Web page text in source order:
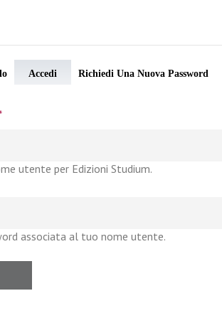
Accedi Richiedi Una Nuova Password
utente per Edizioni Studium.
associata al tuo nome utente.